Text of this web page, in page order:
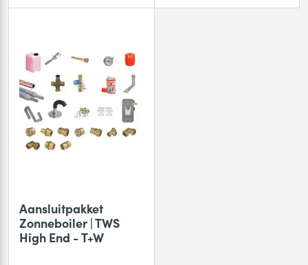
Aansluitpakket
Zonneboiler | TWS
High End - T+W